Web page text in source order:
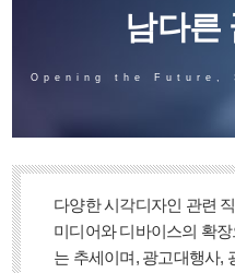
남다른
Opening the Future,
다양한 시각디자인 관련
미디어와 디바이스의 확
는 추세이며, 광고대행사,